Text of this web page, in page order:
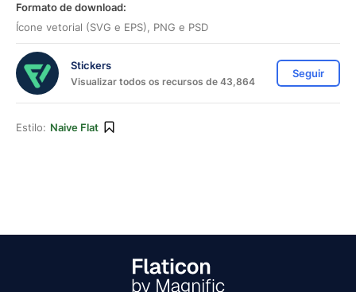
Formato de download:
Ícone vetorial (SVG e EPS), PNG e PSD
Stickers
Visualizar todos os recursos de 43,864
Seguir
Estilo: Naive Flat